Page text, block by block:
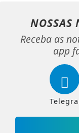
NOSSAS
Receba as
app